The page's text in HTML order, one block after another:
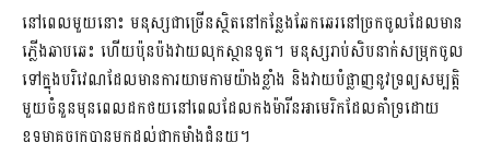
នៅពេលមួយនោះ​ មនុស្សជាច្រើនស្ថិតនៅកន្លែងឆែកឆេរនៅច្រកចូលដែលមាន
ភ្លើងឆាបឆេះ ហើយប៉ុនប៉ងវាយលុកស្ថានទូត។ មនុស្សរាប់សិបនាក់សម្រុកចូល
ទៅក្នុងបរិវេណដែលមានការយាមកាមយ៉ាងខ្លាំង និងវាយបំផ្លាញនូវទ្រព្យសម្បត្តិ
មួយចំនួនមុនពេលដកថយនៅពេលដែលកងម៉ារីនអាមេរិកដែលគាំទ្រដោយ